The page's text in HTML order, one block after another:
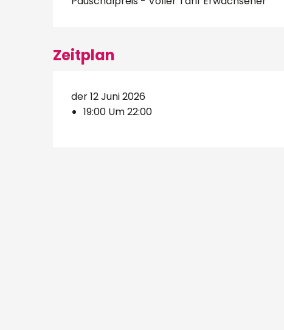
Zeitplan
der 12 Juni 2026
19:00 Um 22:00